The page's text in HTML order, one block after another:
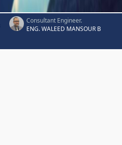
Consultant Engineer.
ENG. WALEED MANSOUR B